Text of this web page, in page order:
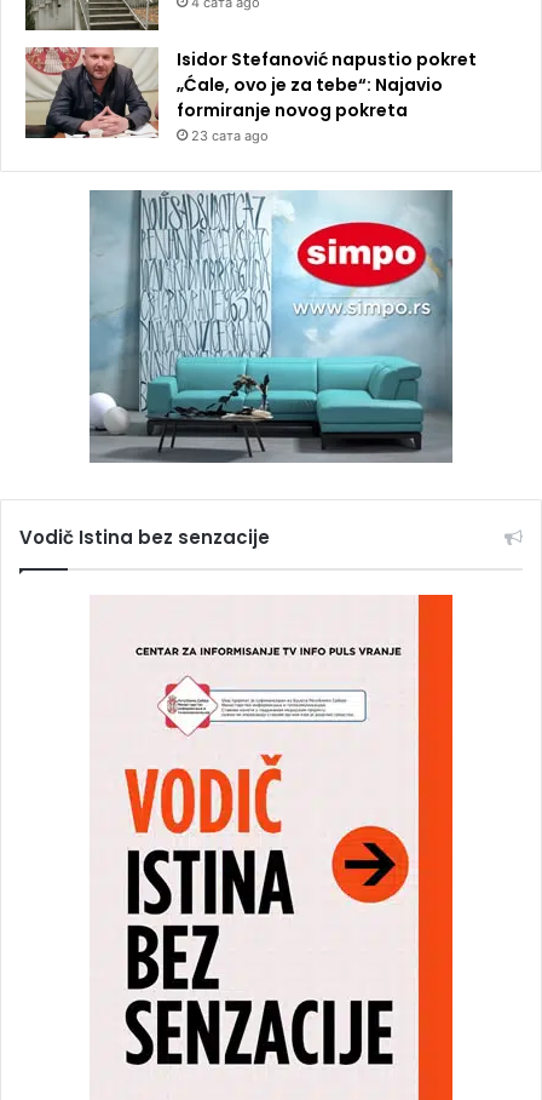
Isidor Stefanović napustio pokret
„Ćale, ovo je za tebe“: Najavio
formiranje novog pokreta
23 сата ago
Vodič Istina bez senzacije